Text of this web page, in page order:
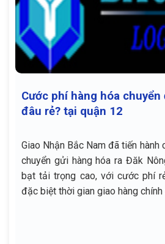
Cước phí hàng hóa
đâu rẻ? tại quận 12
Giao Nhận Bắc Nam đã tiến hành
chuyển gửi hàng hóa ra Đăk
bạt tải trọng cao, với cước phí
đặc biệt thời gian giao hàng chính